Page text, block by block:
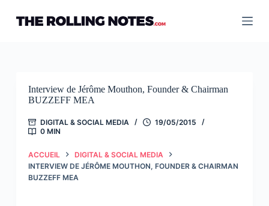
contenu
Interview de Jérôme Mouthon, Founder & Chairman
BUZZEFF MEA
DIGITAL & SOCIAL MEDIA
19/05/2015
0 MIN
ACCUEIL
DIGITAL & SOCIAL MEDIA
INTERVIEW DE JÉRÔME MOUTHON, FOUNDER & CHAIRMAN
BUZZEFF MEA